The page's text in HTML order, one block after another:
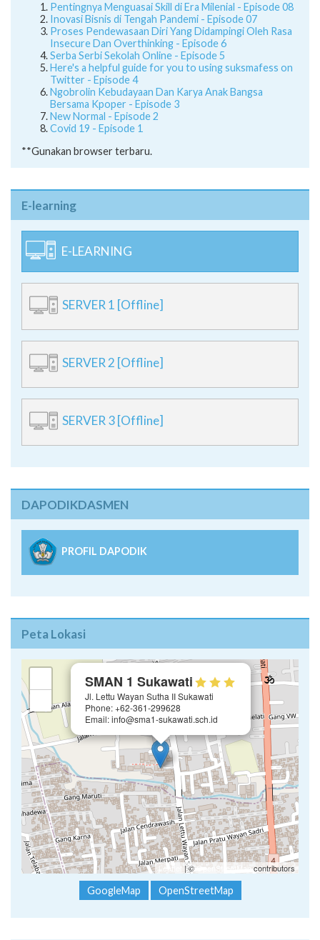
Pentingnya Menguasai Skill di Era Milenial - Episode 08
Inovasi Bisnis di Tengah Pandemi - Episode 07
Proses Pendewasaan Diri Yang Didampingi Oleh Rasa
Insecure Dan Overthinking - Episode 6
Serba Serbi Sekolah Online - Episode 5
Here's a helpful guide for you to using suksmafess on
Twitter - Episode 4
Ngobrolin Kebudayaan Dan Karya Anak Bangsa
Bersama Kpoper - Episode 3
New Normal - Episode 2
Covid 19 - Episode 1
**Gunakan browser terbaru.
E-learning
E-LEARNING
SERVER 1 [Offline]
SERVER 2 [Offline]
SERVER 3 [Offline]
DAPODIKDASMEN
PROFIL DAPODIK
Peta Lokasi
SMAN 1 Sukawati
Jl. Lettu Wayan Sutha II Sukawati
Phone: +62-361-299628
Email: info@sma1-sukawati.sch.id
Leaflet | ©OpenStreetMap contributors
GoogleMap OpenStreetMap